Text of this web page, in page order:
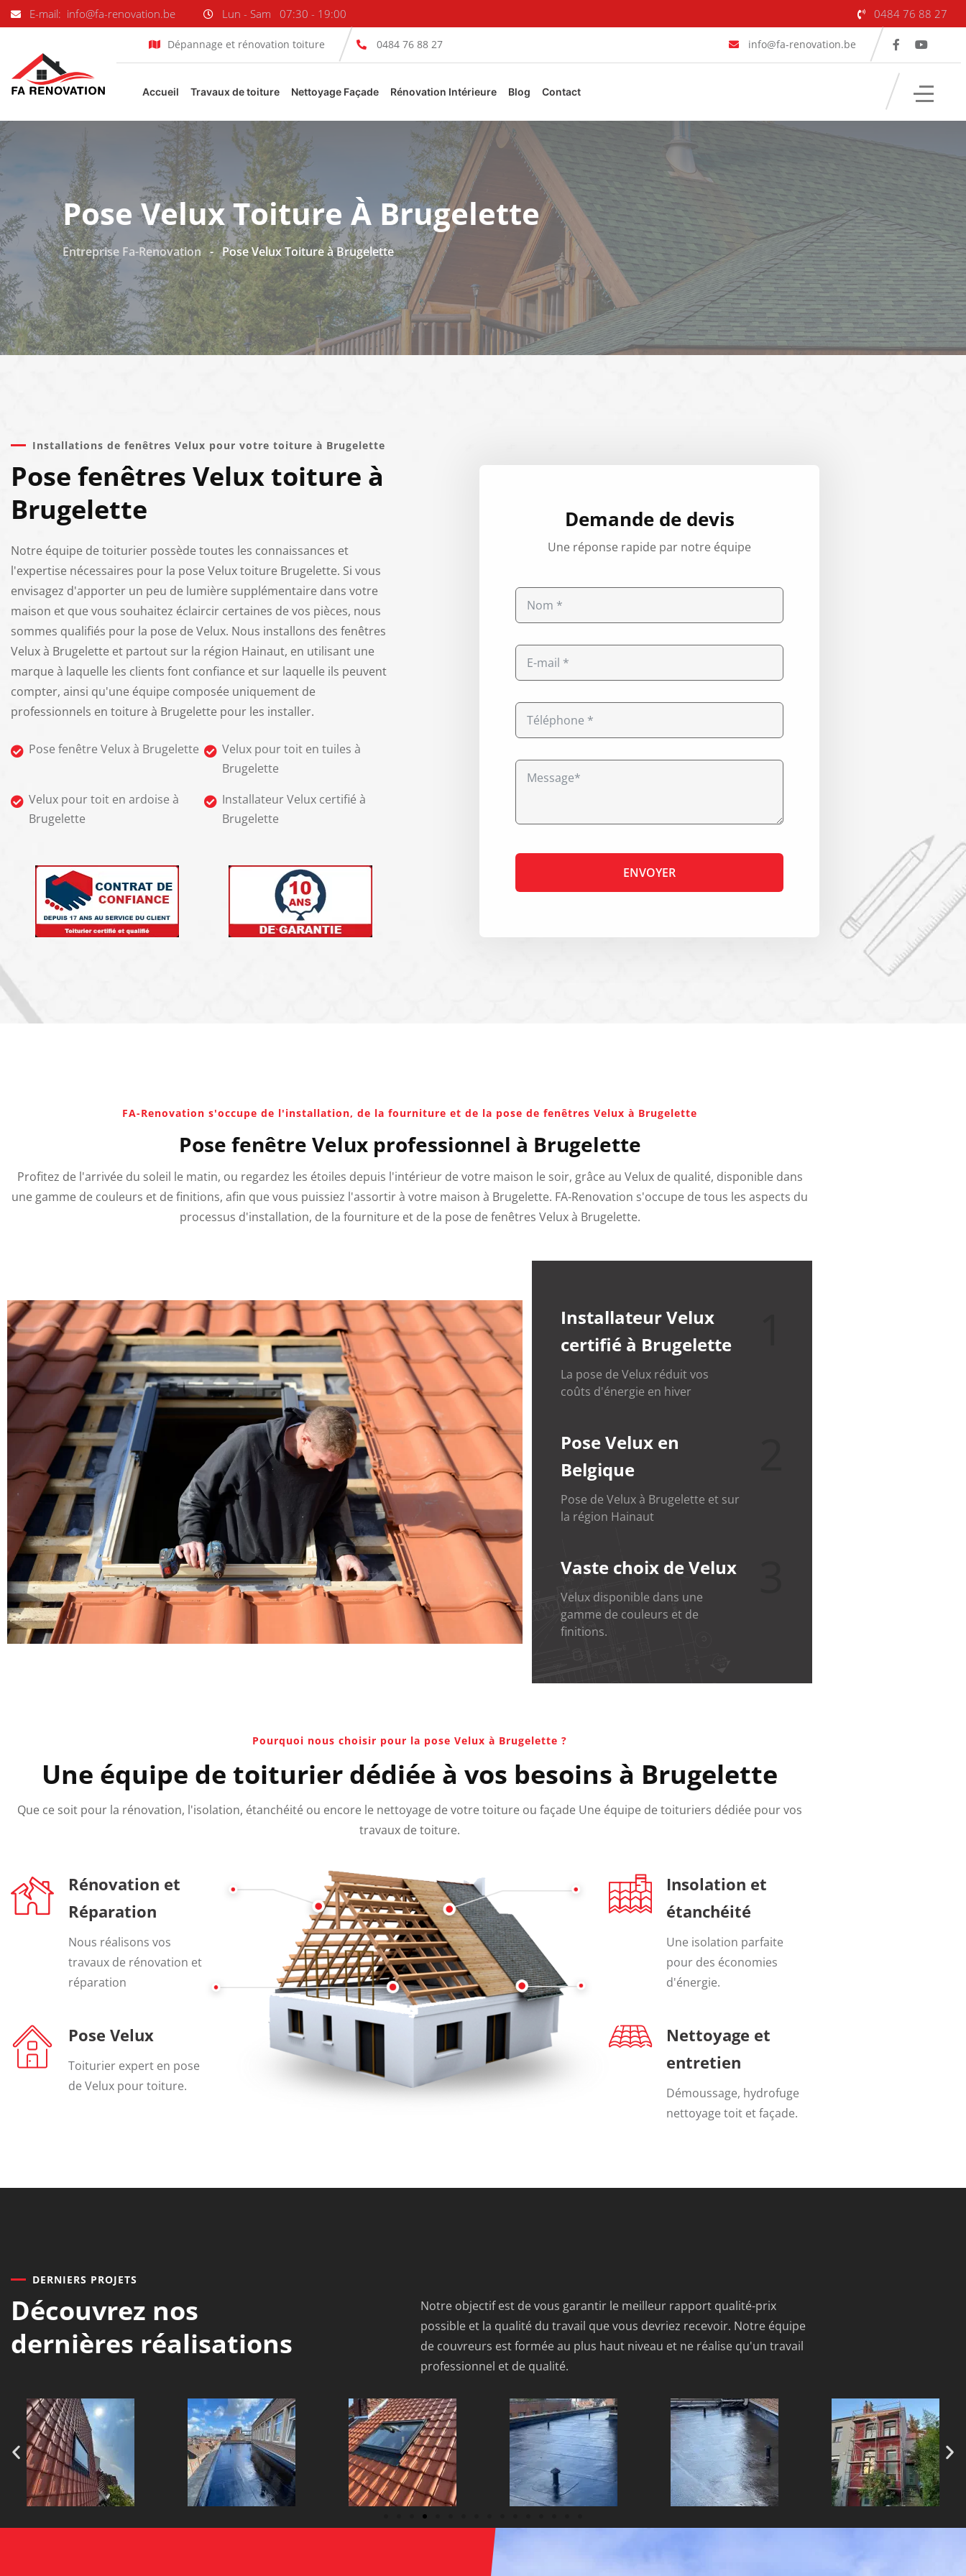
E-mail: info@fa-renovation.be Lun - Sam 07:30 - 19:00 0484 76 88 27
Dépannage et rénovation toiture 0484 76 88 27 info@fa-renovation.be
Accueil Travaux de toiture Nettoyage Façade Rénovation Intérieure Blog Contact
Pose Velux Toiture À Brugelette
Entreprise Fa-Renovation - Pose Velux Toiture à Brugelette
Installations de fenêtres Velux pour votre toiture à Brugelette
Pose fenêtres Velux toiture à
Brugelette
Notre équipe de toiturier possède toutes les connaissances et
l'expertise nécessaires pour la pose Velux toiture Brugelette. Si vous
envisagez d'apporter un peu de lumière supplémentaire dans votre
maison et que vous souhaitez éclaircir certaines de vos pièces, nous
sommes qualifiés pour la pose de Velux. Nous installons des fenêtres
Velux à Brugelette et partout sur la région Hainaut, en utilisant une
marque à laquelle les clients font confiance et sur laquelle ils peuvent
compter, ainsi qu'une équipe composée uniquement de
professionnels en toiture à Brugelette pour les installer.
Pose fenêtre Velux à Brugelette
Velux pour toit en tuiles à
Brugelette
Velux pour toit en ardoise à
Brugelette
Installateur Velux certifié à
Brugelette
Demande de devis
Une réponse rapide par notre équipe
FA-Renovation s'occupe de l'installation, de la fourniture et de la pose de fenêtres Velux à Brugelette
Pose fenêtre Velux professionnel à Brugelette
Profitez de l'arrivée du soleil le matin, ou regardez les étoiles depuis l'intérieur de votre maison le soir, grâce au Velux de qualité, disponible dans
une gamme de couleurs et de finitions, afin que vous puissiez l'assortir à votre maison à Brugelette. FA-Renovation s'occupe de tous les aspects du
processus d'installation, de la fourniture et de la pose de fenêtres Velux à Brugelette.
Installateur Velux
certifié à Brugelette
La pose de Velux réduit vos
coûts d'énergie en hiver
Pose Velux en
Belgique
Pose de Velux à Brugelette et sur
la région Hainaut
Vaste choix de Velux
Velux disponible dans une
gamme de couleurs et de
finitions.
Pourquoi nous choisir pour la pose Velux à Brugelette ?
Une équipe de toiturier dédiée à vos besoins à Brugelette
Que ce soit pour la rénovation, l'isolation, étanchéité ou encore le nettoyage de votre toiture ou façade Une équipe de toituriers dédiée pour vos
travaux de toiture.
Rénovation et
Réparation
Nous réalisons vos
travaux de rénovation et
réparation
Pose Velux
Toiturier expert en pose
de Velux pour toiture.
Insolation et
étanchéité
Une isolation parfaite
pour des économies
d'énergie.
Nettoyage et
entretien
Démoussage, hydrofuge
nettoyage toit et façade.
DERNIERS PROJETS
Découvrez nos
dernières réalisations
Notre objectif est de vous garantir le meilleur rapport qualité-prix
possible et la qualité du travail que vous devriez recevoir. Notre équipe
de couvreurs est formée au plus haut niveau et ne réalise qu'un travail
professionnel et de qualité.